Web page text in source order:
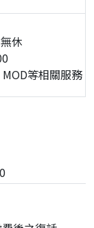
休
等相關服務